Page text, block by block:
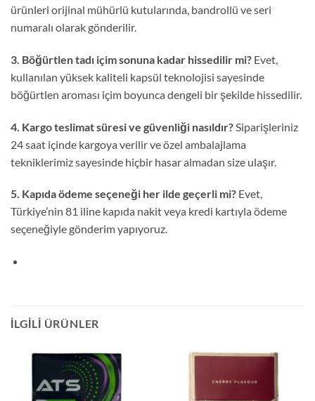
ürünleri orijinal mühürlü kutularında, bandrollü ve seri
numaralı olarak gönderilir.
3. Böğürtlen tadı içim sonuna kadar hissedilir mi? Evet,
kullanılan yüksek kaliteli kapsül teknolojisi sayesinde
böğürtlen aroması içim boyunca dengeli bir şekilde hissedilir.
4. Kargo teslimat süresi ve güvenliği nasıldır? Siparişleriniz
24 saat içinde kargoya verilir ve özel ambalajlama
tekniklerimiz sayesinde hiçbir hasar almadan size ulaşır.
5. Kapıda ödeme seçeneği her ilde geçerli mi? Evet,
Türkiye’nin 81 iline kapıda nakit veya kredi kartıyla ödeme
seçeneğiyle gönderim yapıyoruz.
İLGILI ÜRÜNLER